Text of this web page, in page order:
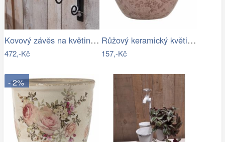
Kovový závěs na květináče - IS
472,-Kč
Růžový keramický květináč s popraskáním…
157,-Kč
- 2%